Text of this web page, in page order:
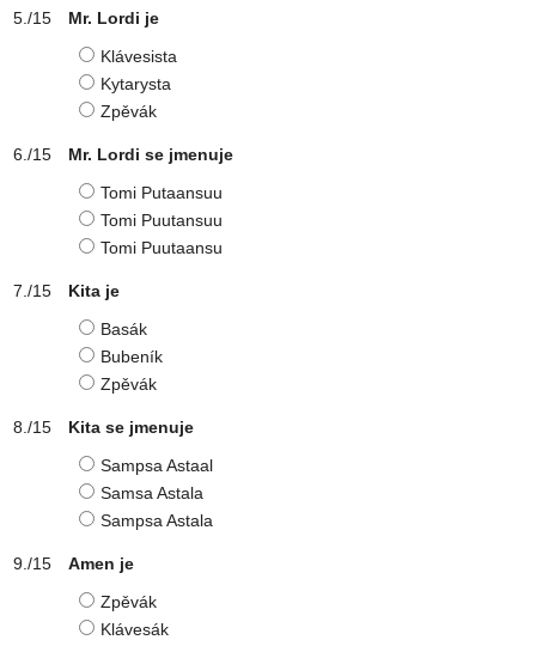
Mr. Lordi je
Klávesista
Kytarysta
Zpěvák
Mr. Lordi se jmenuje
Tomi Putaansuu
Tomi Puutansuu
Tomi Puutaansu
Kita je
Basák
Bubeník
Zpěvák
Kita se jmenuje
Sampsa Astaal
Samsa Astala
Sampsa Astala
Amen je
Zpěvák
Klávesák